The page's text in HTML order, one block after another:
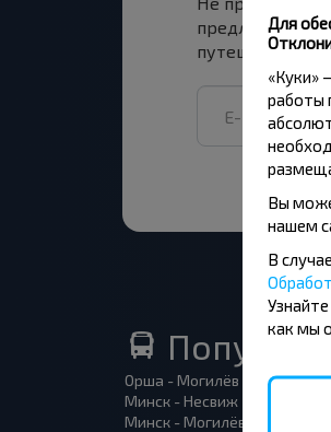
предложения
путешествуй с
Орша - Могилёв
Минск - Несвиж
Минск - Могилёв
Для
«Куки»
работы
Вы
нашем
В
как мы